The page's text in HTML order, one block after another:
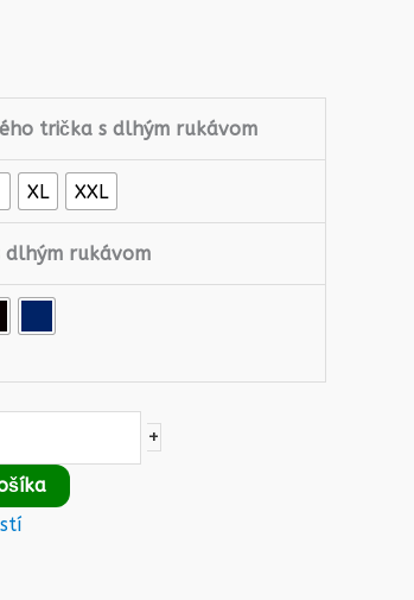
trička s dlhým rukávom
XL XXL
dlhým rukávom
+